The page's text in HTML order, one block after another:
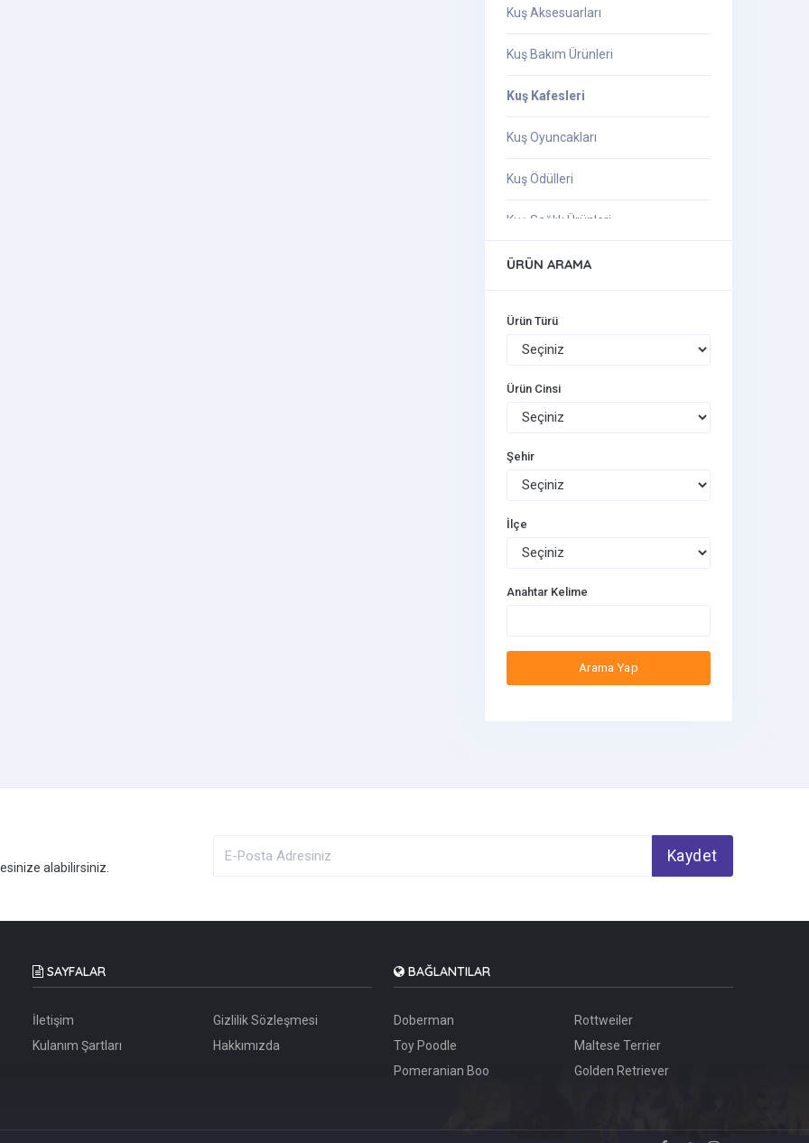
Kuş Aksesuarları
Kuş Bakım Ürünleri
Kuş Kafesleri
Kuş Oyuncakları
Kuş Ödülleri
Kuş Sağlık Ürünleri
Kuş Yemleri
ÜRÜN ARAMA
Ürün Türü
Ürün Cinsi
Şehir
İlçe
Anahtar Kelime
Arama Yap
alabilirsiniz.
Kaydet
SAYFALAR
İletişim
Gizlilik Sözleşmesi
Kulanım Şartları
Hakkımızda
BAĞLANTILAR
Doberman
Rottweiler
Toy Poodle
Maltese Terrier
Pomeranian Boo
Golden Retriever